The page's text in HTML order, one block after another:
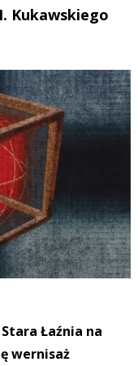
Kukawskiego
Łaźnia na
wernisaż